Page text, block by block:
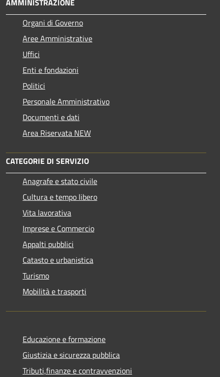
Organi di Governo
Aree Amministrative
Uffici
Enti e fondazioni
Politici
Personale Amministrativo
Documenti e dati
Area Riservata NEW
CATEGORIE DI SERVIZIO
Anagrafe e stato civile
Cultura e tempo libero
Vita lavorativa
Imprese e Commercio
Appalti pubblici
Catasto e urbanistica
Turismo
Mobilità e trasporti
Educazione e formazione
Giustizia e sicurezza pubblica
Tributi,finanze e contravvenzioni